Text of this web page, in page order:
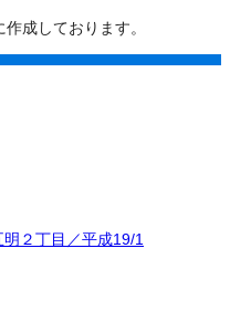
成しております。
２丁目／平成19/1